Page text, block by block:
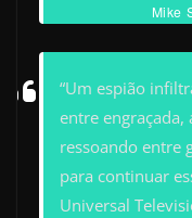
Mike
“Um espião
entre engraçada,
ressoando entre
para continuar
Universal